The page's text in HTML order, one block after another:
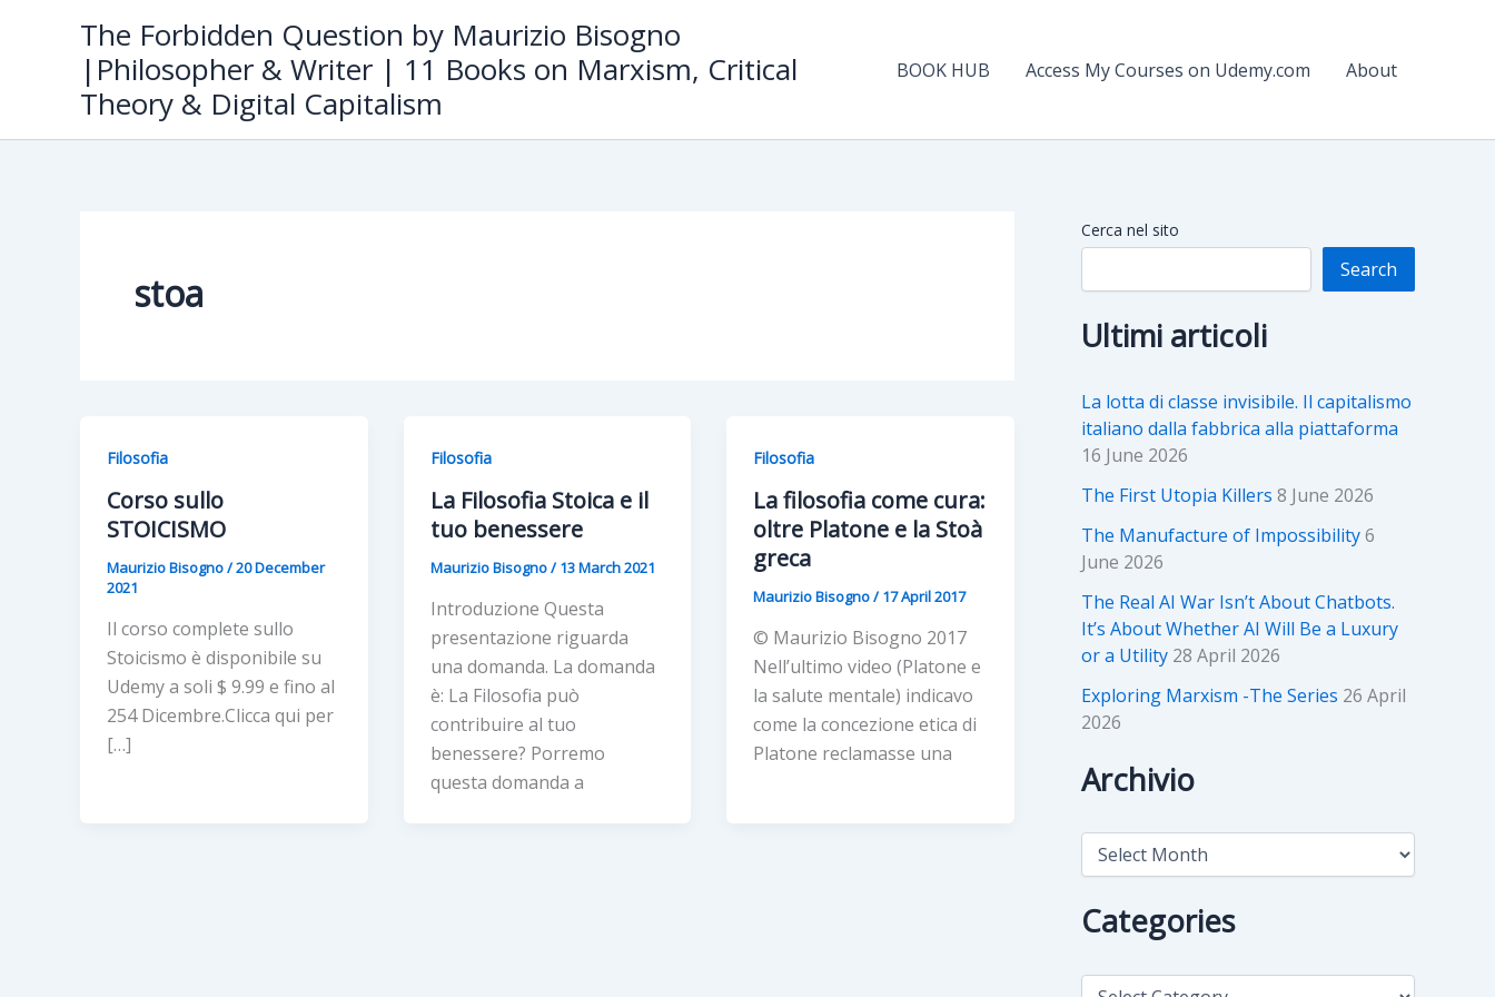
The Forbidden Question by Maurizio Bisogno
|Philosopher & Writer | 11 Books on Marxism, Critical
Theory & Digital Capitalism
BOOK HUB Access My Courses on Udemy.com About
stoa
Filosofia
Corso sullo
STOICISMO
Maurizio Bisogno/20 December
2021
Il corso complete sullo
Stoicismo è disponibile su
Udemy a soli $ 9.99 e fino al
254 Dicembre.Clicca qui per
[…]
Filosofia
La Filosofia Stoica e il
tuo benessere
Maurizio Bisogno/13 March 2021
Introduzione Questa
presentazione riguarda
una domanda. La domanda
è: La Filosofia può
contribuire al tuo
benessere? Porremo
questa domanda a
Filosofia
La filosofia come cura:
oltre Platone e la Stoà
greca
Maurizio Bisogno/17 April 2017
© Maurizio Bisogno 2017
Nell’ultimo video (Platone e
la salute mentale) indicavo
come la concezione etica di
Platone reclamasse una
Cerca nel sito
Search
Ultimi articoli
La lotta di classe invisibile. Il capitalismo
italiano dalla fabbrica alla piattaforma
16 June 2026
The First Utopia Killers 8 June 2026
The Manufacture of Impossibility6
June 2026
The Real AI War Isn’t About Chatbots.
It’s About Whether AI Will Be a Luxury
or a Utility 28 April 2026
Exploring Marxism -The Series 26 April
2026
Archivio
A
h
i
Categories
C